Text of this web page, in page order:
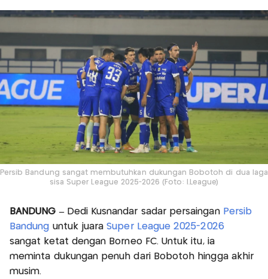
Persib Bandung sangat membutuhkan dukungan Bobotoh di dua laga
sisa Super League 2025-2026 (Foto: I.League)
BANDUNG –Dedi Kusnandar sadar persaingan Persib
Bandung untuk juaraSuper League 2025-2026
sangat ketat dengan Borneo FC. Untuk itu, ia
meminta dukungan penuh dari Bobotoh hingga akhir
musim.